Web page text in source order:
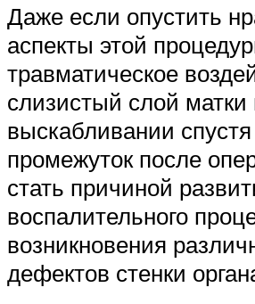
Даже если опустить
аспекты этой
травматическое
слизистый слой матки
выскабливании
промежуток после
стать причиной
воспалительного
возникновения
дефектов стенки